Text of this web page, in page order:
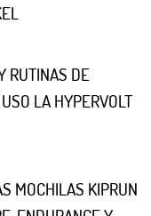
RUTINAS DE
LA HYPERVOLT
MOCHILAS KIPRUN